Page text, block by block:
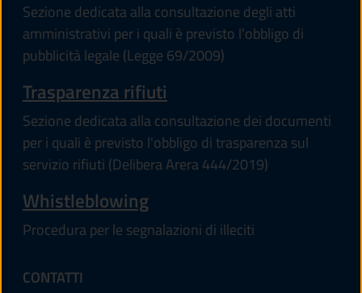
Sezione dedicata alla consultazione degli atti
amministrativi per i quali è previsto l'obbligo di
pubblicità legale (Legge 69/2009)
Trasparenza rifiuti
Sezione dedicata alla consultazione dei documenti
per i quali è previsto l'obbligo di trasparenza sul
servizio rifiuti (Delibera Arera 444/2019)
Whistleblowing
Procedura per le segnalazioni di illeciti
CONTATTI